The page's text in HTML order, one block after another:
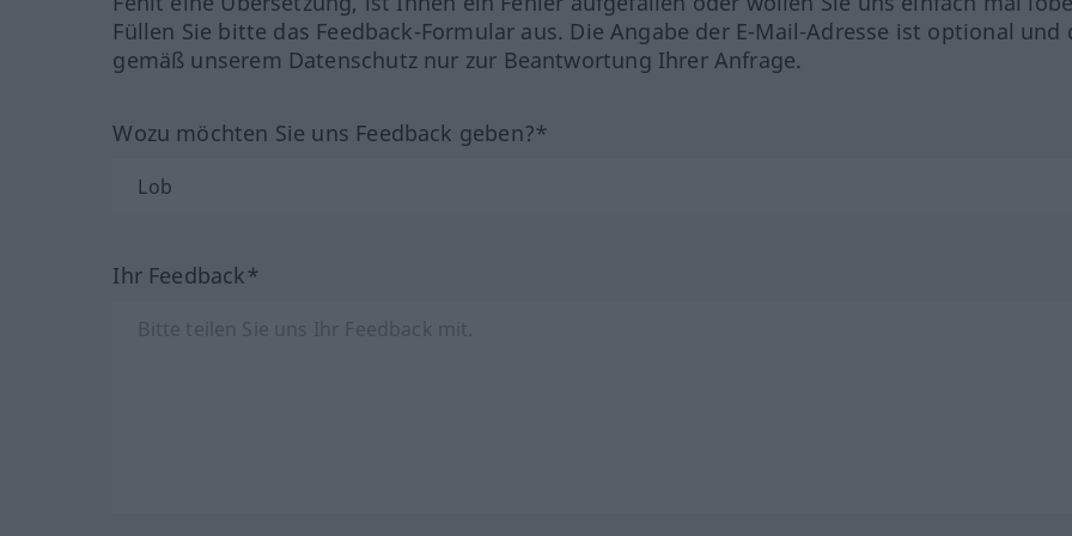
Füllen Sie bitte das Feedback-Formular aus. Die Angabe der E-Mail-Adresse ist optional und
gemäß unserem Datenschutz nur zur Beantwortung Ihrer Anfrage.
Wozu möchten Sie uns Feedback geben?*
Ihr Feedback*